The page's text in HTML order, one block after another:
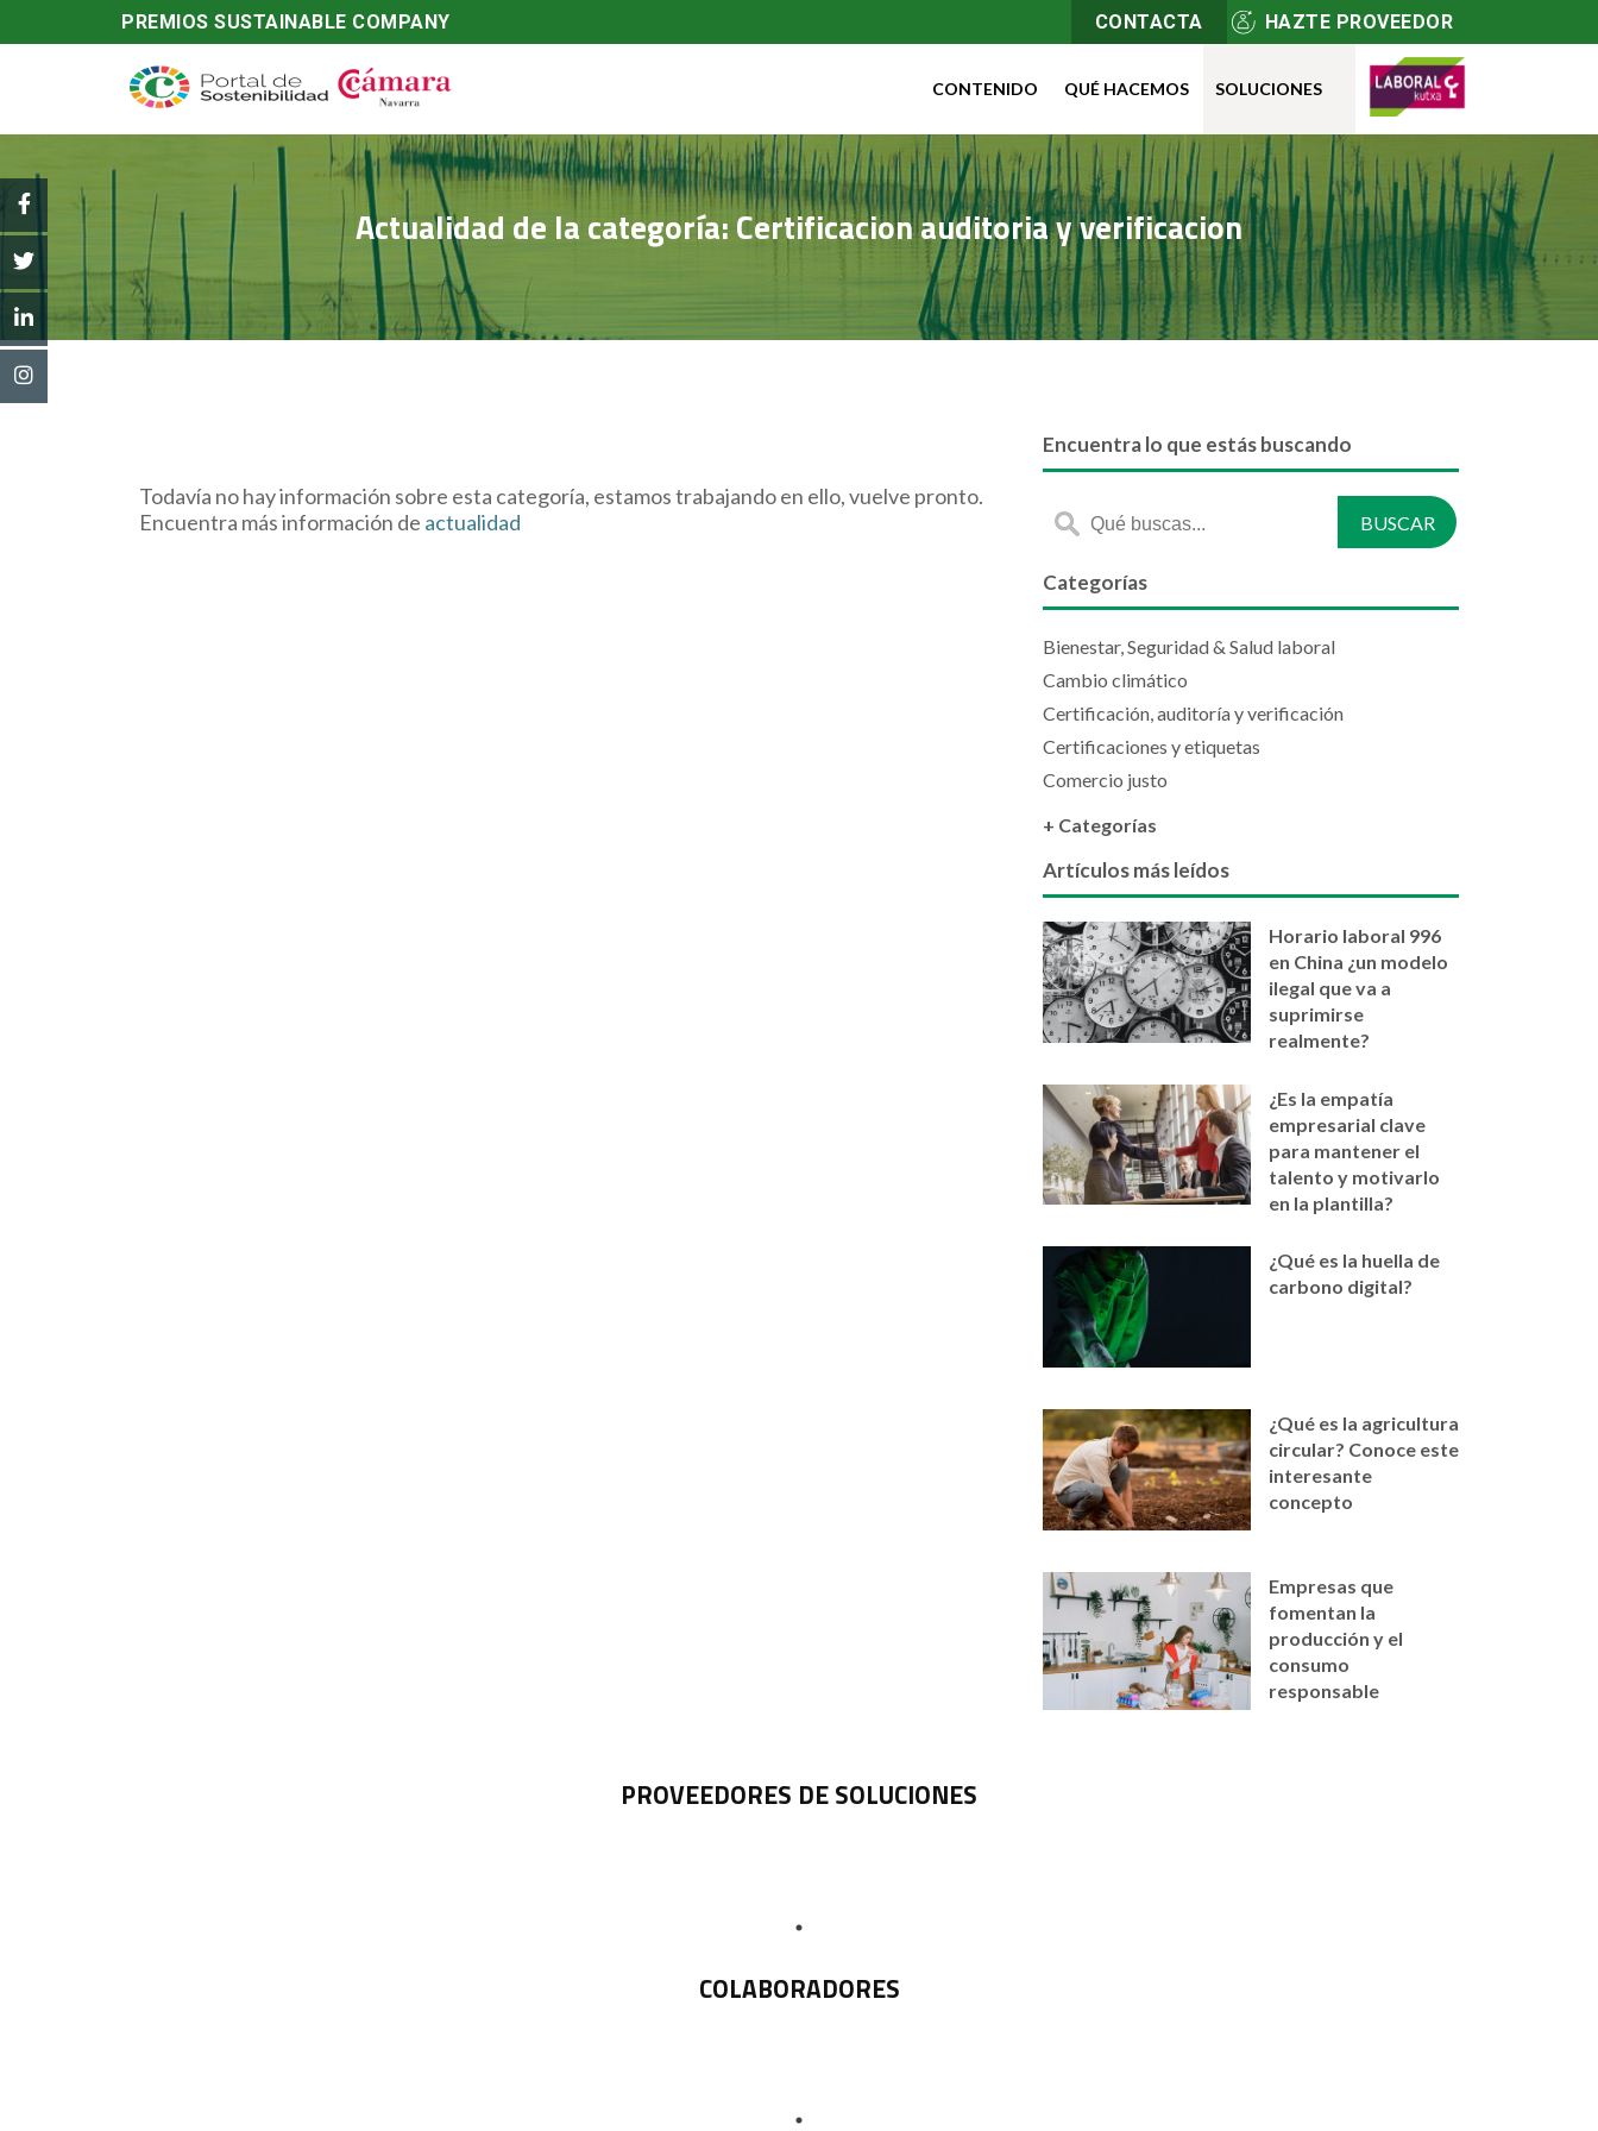
PREMIOS SUSTAINABLE COMPANY CONTACTA HAZTE PROVEEDOR
CONTENIDO QUÉ HACEMOS SOLUCIONES
Actualidad de la categoría: Certificacion auditoria y verificacion
Todavía no hay información sobre esta categoría, estamos trabajando en ello, vuelve pronto.
Encuentra más información de actualidad
Encuentra lo que estás buscando
Categorías
Bienestar, Seguridad & Salud laboral
Cambio climático
Certificación, auditoría y verificación
Certificaciones y etiquetas
Comercio justo
+ Categorías
Artículos más leídos
Horario laboral 996
en China ¿un modelo
ilegal que va a
suprimirse
realmente?
¿Es la empatía
empresarial clave
para mantener el
talento y motivarlo
en la plantilla?
¿Qué es la huella de
carbono digital?
¿Qué es la agricultura
circular? Conoce este
interesante
concepto
Empresas que
fomentan la
producción y el
consumo
responsable
PROVEEDORES DE SOLUCIONES
COLABORADORES